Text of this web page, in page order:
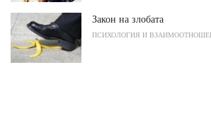
Закон на злобата
ПСИХОЛОГИЯ И